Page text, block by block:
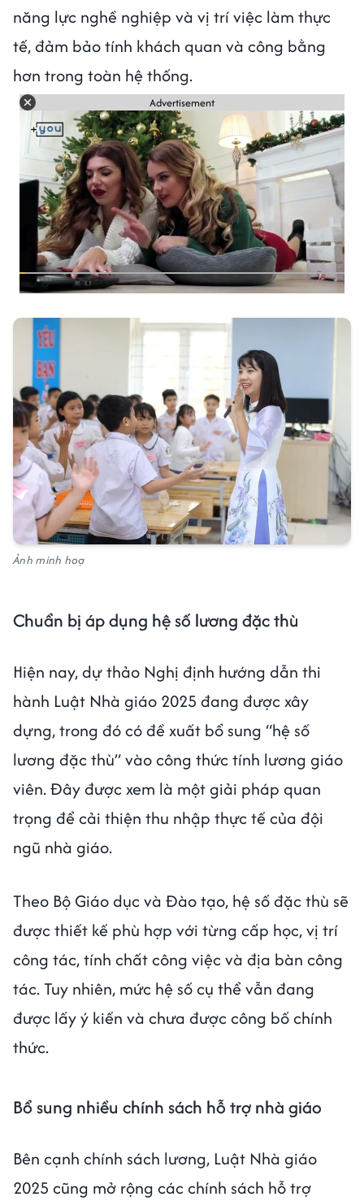
năng lực nghề nghiệp và vị trí việc làm thực
tế, đảm bảo tính khách quan và công bằng
hơn trong toàn hệ thống.
Advertisement
Ảnh minh hoạ
Chuẩn bị áp dụng hệ số lương đặc thù
Hiện nay, dự thảo Nghị định hướng dẫn thi
hành Luật Nhà giáo 2025 đang được xây
dựng, trong đó có đề xuất bổ sung “hệ số
lương đặc thù” vào công thức tính lương giáo
viên. Đây được xem là một giải pháp quan
trọng để cải thiện thu nhập thực tế của đội
ngũ nhà giáo.
Theo Bộ Giáo dục và Đào tạo, hệ số đặc thù sẽ
được thiết kế phù hợp với từng cấp học, vị trí
công tác, tính chất công việc và địa bàn công
tác. Tuy nhiên, mức hệ số cụ thể vẫn đang
được lấy ý kiến và chưa được công bố chính
thức.
Bổ sung nhiều chính sách hỗ trợ nhà giáo
Bên cạnh chính sách lương, Luật Nhà giáo
2025 cũng mở rộng các chính sách hỗ trợ